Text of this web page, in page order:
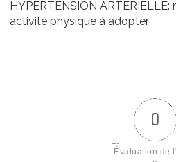
HYPERTENSION
activité physique à adopter
0
Évaluation de